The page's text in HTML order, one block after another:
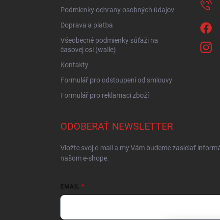
Podmienky ochrany osobných údajov
Doprava a platba
Všeobecné podmienky súťaži na
časovej osi (walle)
Kontakty
Formulář pro odstoupení od smlouvy
Formulář pro reklamaci zboží
ODOBERAŤ NEWSLETTER
Vložte svoj e-mail a my Vám budeme zasielať
našom e-shope.
EMAIL